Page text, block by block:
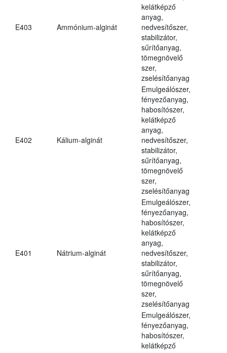
E403 Ammónium-alginát
kelátképző
anyag,
nedvesítőszer,
stabilizátor,
sűrítőanyag,
tömegnövelő
szer,
zselésítőanyag
E402 Kálium-alginát
Emulgeálószer,
fényezőanyag,
habosítószer,
kelátképző
anyag,
nedvesítőszer,
stabilizátor,
sűrítőanyag,
tömegnövelő
szer,
zselésítőanyag
E401 Nátrium-alginát
Emulgeálószer,
fényezőanyag,
habosítószer,
kelátképző
anyag,
nedvesítőszer,
stabilizátor,
sűrítőanyag,
tömegnövelő
szer,
zselésítőanyag
Emulgeálószer,
fényezőanyag,
habosítószer,
kelátképző